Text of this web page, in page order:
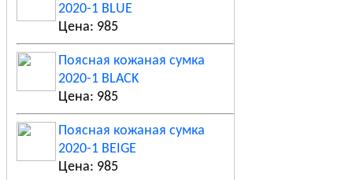
2020-1 BLUE
Цена: 985
Поясная кожаная сумка
2020-1 BLACK
Цена: 985
Поясная кожаная сумка
2020-1 BEIGE
Цена: 985